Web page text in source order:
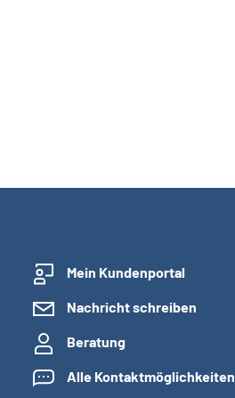
Mein Kundenportal
Nachricht schreiben
Beratung
Alle Kontaktmöglichkeiten